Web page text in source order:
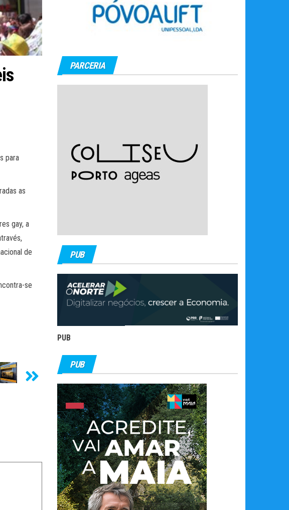
para
as
gay, a
de
se
PARCERIA
PUB
PUB
PUB